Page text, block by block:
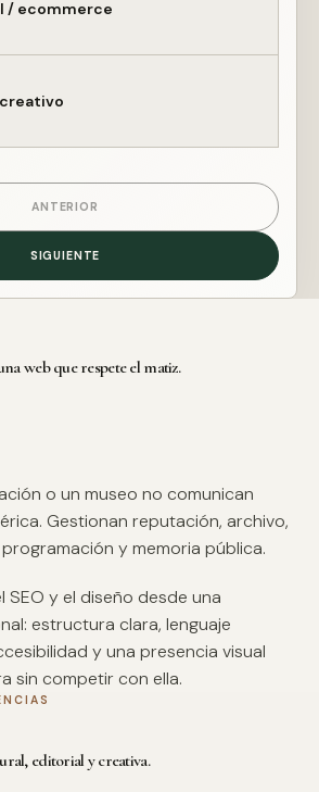
/ ecommerce
ANTERIOR
SIGUIENTE
web que respete el matiz.
o un museo no comunican
Gestionan reputación, archivo,
y memoria pública.
SEO y el diseño desde una
estructura clara, lenguaje
y una presencia visual
sin competir con ella.
editorial y creativa.